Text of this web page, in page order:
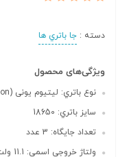
دسته :جا باتري ها
ویژگی‌های محصول
نوع باتري: لیتیوم یونی (Li-ion)
سايز باتري: 18650
تعداد جایگاه: 3 عدد
ولتاژ خروجی اسمی: 11.1 ولت (3.7*3 ولت)